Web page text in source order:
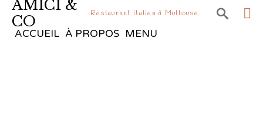
AMICI &
CO
Restaurant italien à Mulhouse 
ACCUEIL À PROPOS MENU